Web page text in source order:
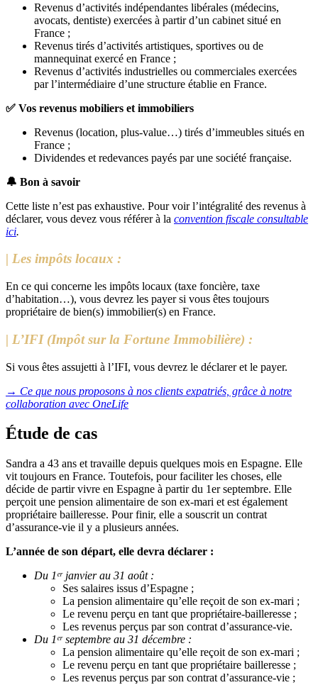
Revenus d’activités indépendantes libérales (médecins,
avocats, dentiste) exercées à partir d’un cabinet situé en
France ;
Revenus tirés d’activités artistiques, sportives ou de
mannequinat exercé en France ;
Revenus d’activités industrielles ou commerciales exercées
par l’intermédiaire d’une structure établie en France.
✅ Vos revenus mobiliers et immobiliers
Revenus (location, plus-value…) tirés d’immeubles situés en
France ;
Dividendes et redevances payés par une société française.
🔔 ​Bon à savoir
Cette liste n’est pas exhaustive. Pour voir l’intégralité des revenus à
déclarer, vous devez vous référer à la convention fiscale consultable
ici.
| Les impôts locaux :
En ce qui concerne les impôts locaux (taxe foncière, taxe
d’habitation…), vous devrez les payer si vous êtes toujours
propriétaire de bien(s) immobilier(s) en France.
| L’IFI (Impôt sur la Fortune Immobilière) :
Si vous êtes assujetti à l’IFI, vous devrez le déclarer et le payer.
→ Ce que nous proposons à nos clients expatriés, grâce à notre
collaboration avec OneLife
Étude de cas
Sandra a 43 ans et travaille depuis quelques mois en Espagne. Elle
vit toujours en France. Toutefois, pour faciliter les choses, elle
décide de partir vivre en Espagne à partir du 1erseptembre. Elle
perçoit une pension alimentaire de son ex-mari et est également
propriétaire bailleresse. Pour finir, elle a souscrit un contrat
d’assurance-vie il y a plusieurs années.
L’année de son départ, elle devra déclarer :
Du 1ᵉʳ janvier au 31 août :
Ses salaires issus d’Espagne ;
La pension alimentaire qu’elle reçoit de son ex-mari ;
Le revenu perçu en tant que propriétaire-bailleresse ;
Les revenus perçus par son contrat d’assurance-vie.
Du 1ᵉʳ septembre au 31 décembre :
La pension alimentaire qu’elle reçoit de son ex-mari ;
Le revenu perçu en tant que propriétaire bailleresse ;
Les revenus perçus par son contrat d’assurance-vie ;